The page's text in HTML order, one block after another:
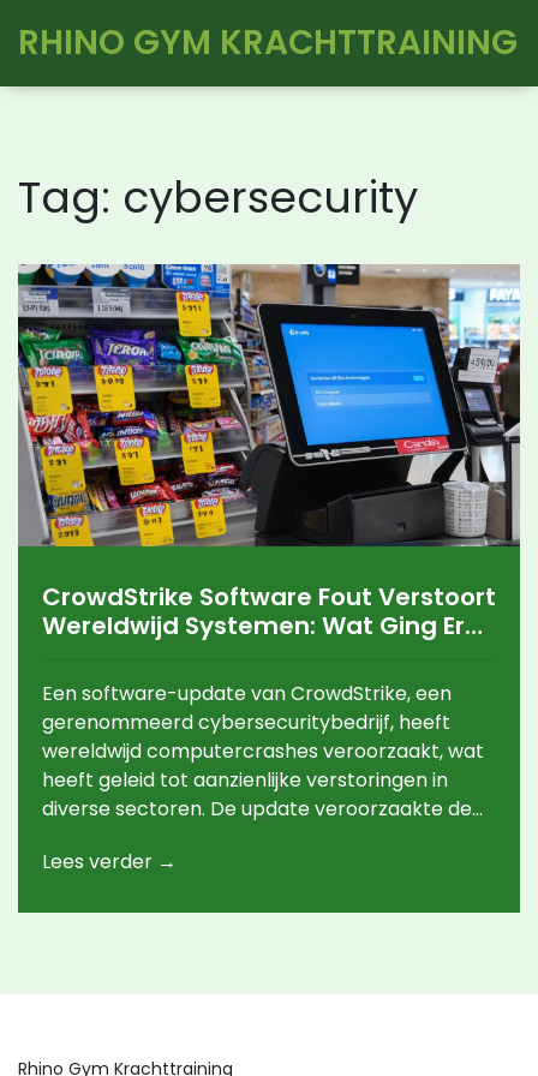
RHINO GYM KRACHTTRAINING
Tag: cybersecurity
CrowdStrike Software Fout Verstoort
Wereldwijd Systemen: Wat Ging Er
Een software-update van CrowdStrike, een
gerenommeerd cybersecuritybedrijf, heeft
wereldwijd computercrashes veroorzaakt, wat
heeft geleid tot aanzienlijke verstoringen in
diverse sectoren. De update veroorzaakte de
Windows-systemen crashen. Grote
Lees verder →
Rhino Gym Krachttraining